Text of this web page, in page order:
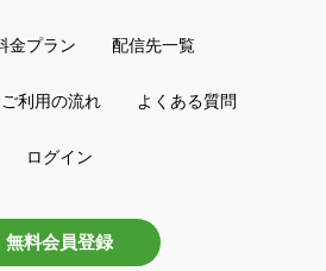
金プラン 配信先一覧
ご利用の流れ よくある質問
ログイン
無料会員登録